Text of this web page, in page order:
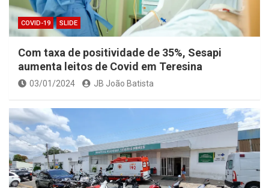
COVID-19 SLIDE
Com taxa de positividade de 35%, Sesapi
aumenta leitos de Covid em Teresina
03/01/2024 JB João Batista